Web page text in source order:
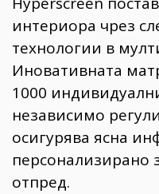
интериора чрез
технологии в
Иновативната
1000
независимо
осигурява ясна
персонализирано
отпред.